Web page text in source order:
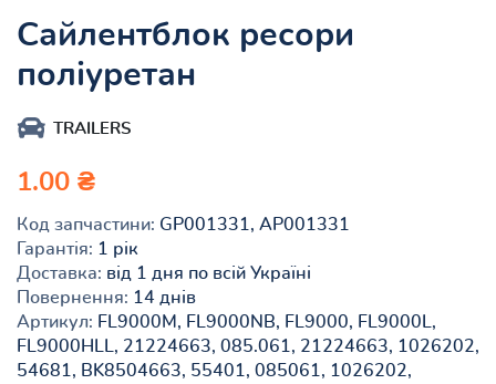
Сайлентблок ресори
поліуретан
TRAILERS
1.00 ₴
Код запчастини: GP001331, AP001331
Гарантія: 1 рік
Доставка: від 1 дня по всій Україні
Повернення: 14 днів
Артикул: FL9000M, FL9000NB, FL9000, FL9000L,
FL9000HLL, 21224663, 085.061, 21224663, 1026202,
54681, BK8504663, 55401, 085061, 1026202,